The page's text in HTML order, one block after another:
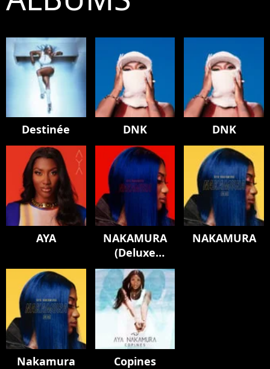
Destinée DNK DNK
AYA
NAKAMURA
(Deluxe
Edition)
NAKAMURA
Nakamura Copines